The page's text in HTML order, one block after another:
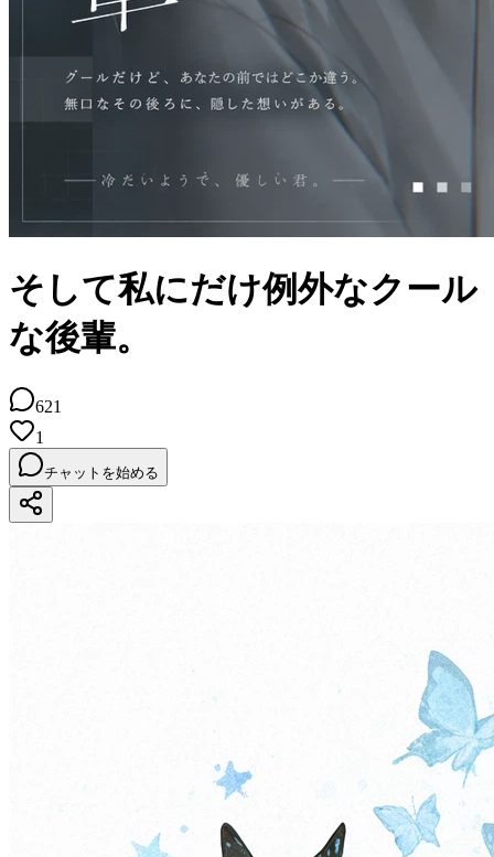
そして私にだけ例外なクール
な後輩。
621
1
チャットを始める